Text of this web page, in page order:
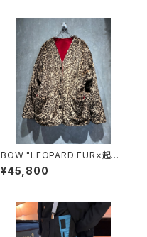
BOW "LEOPARD FUR×起毛
SUEDE REVERSIBLE JACKE
T"(RED)
¥45,800